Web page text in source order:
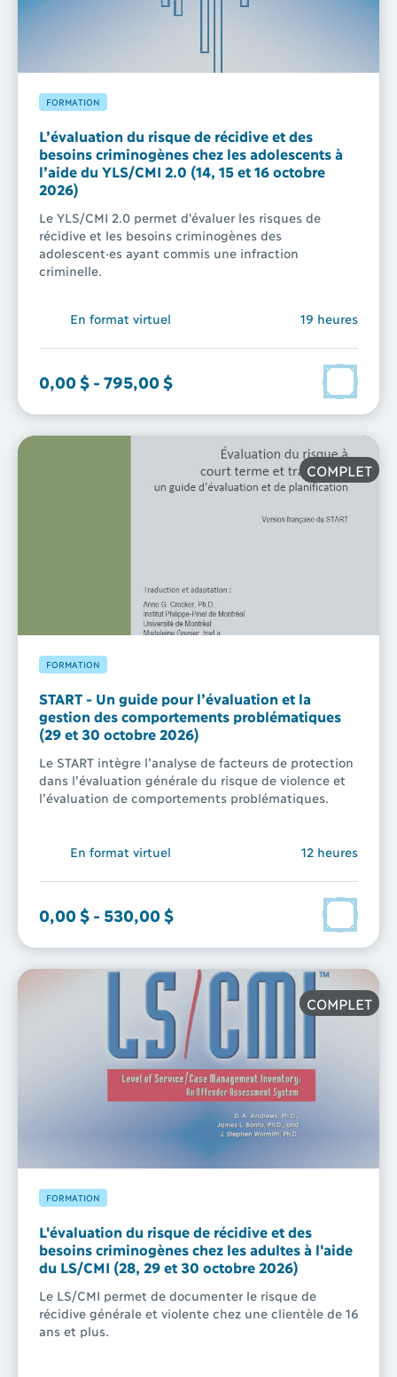
FORMATION
L’évaluation du risque de récidive et des
besoins criminogènes chez les adolescents à
l’aide du YLS/CMI 2.0 (14, 15 et 16 octobre
2026)
Le YLS/CMI 2.0 permet d'évaluer les risques de
récidive et les besoins criminogènes des
adolescent·es ayant commis une infraction
criminelle.
En format virtuel 19 heures
0,00 $ - 795,00 $
COMPLET
FORMATION
START - Un guide pour l’évaluation et la
gestion des comportements problématiques
(29 et 30 octobre 2026)
Le START intègre l’analyse de facteurs de protection
dans l’évaluation générale du risque de violence et
l’évaluation de comportements problématiques.
En format virtuel 12 heures
0,00 $ - 530,00 $
COMPLET
FORMATION
L'évaluation du risque de récidive et des
besoins criminogènes chez les adultes à l'aide
du LS/CMI (28, 29 et 30 octobre 2026)
Le LS/CMI permet de documenter le risque de
récidive générale et violente chez une clientèle de 16
ans et plus.